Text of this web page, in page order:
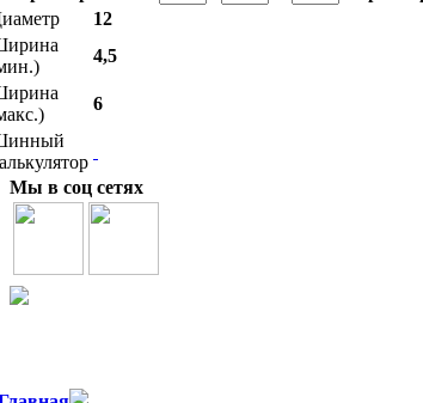
12
4,5
6
Мы в соц сетях